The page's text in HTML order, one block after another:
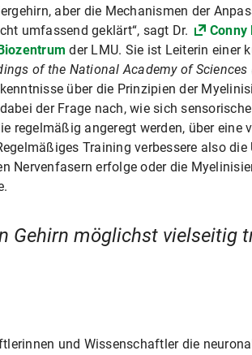
aber die Mechanismen der
umfassend geklärt“, sagt Dr.
Conny
der LMU. Sie ist Leiterin einer
of the National Academy of Sciences
über die Prinzipien der
der Frage nach, wie sich
regelmäßig angeregt werden, über eine
Training verbessere also
Nervenfasern erfolge oder die
Gehirn möglichst vielseitig
und Wissenschaftler die